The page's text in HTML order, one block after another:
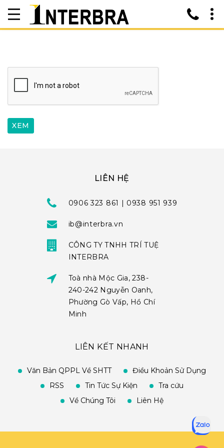
LIÊN HỆ
0906 323 861 | 0938 951 939
ib@interbra.vn
CÔNG TY TNHH TRÍ TUỆ
INTERBRA
Toà nhà Mộc Gia, 238-
240-242 Nguyễn Oanh,
Phường Gò Vấp, Hồ Chí
Minh
LIÊN KẾT NHANH
Văn Bản QPPL Về SHTT
Điều Khoản Sử Dụng
RSS
Tin Tức Sự Kiện
Tra cứu
Về Chúng Tôi
Liên Hệ